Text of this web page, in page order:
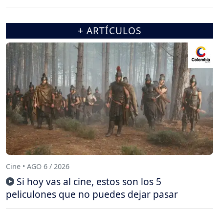
+ ARTÍCULOS
Cine • AGO 6 / 2026
Si hoy vas al cine, estos son los 5
peliculones que no puedes dejar pasar